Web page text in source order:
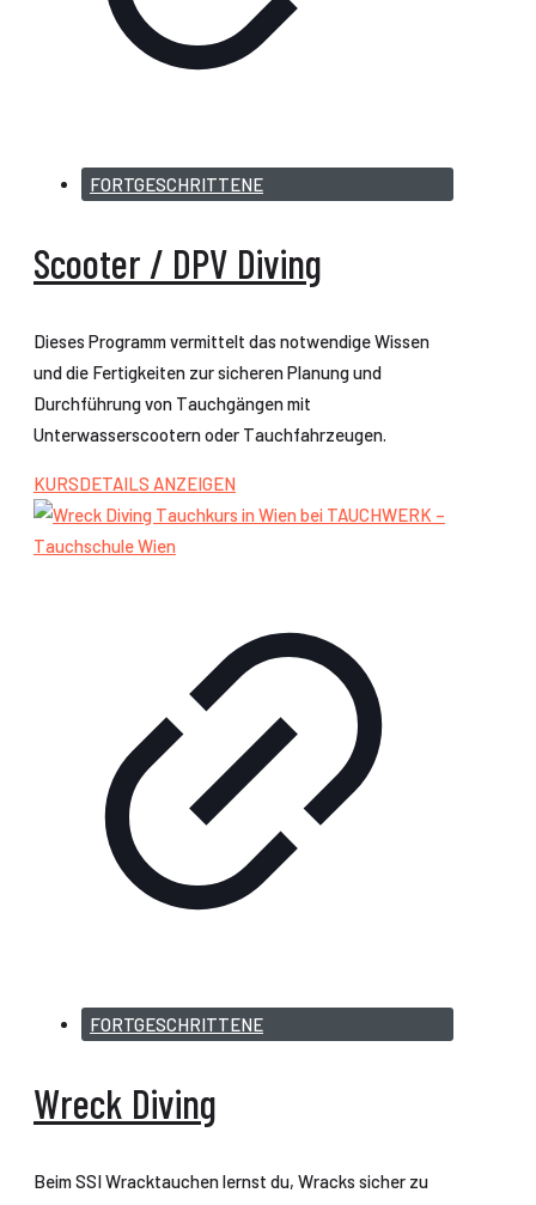
FORTGESCHRITTENE
Scooter / DPV Diving
Dieses Programm vermittelt das notwendige Wissen
und die Fertigkeiten zur sicheren Planung und
Durchführung von Tauchgängen mit
Unterwasserscootern oder Tauchfahrzeugen.
KURSDETAILS ANZEIGEN
FORTGESCHRITTENE
Wreck Diving
Beim SSI Wracktauchen lernst du, Wracks sicher zu